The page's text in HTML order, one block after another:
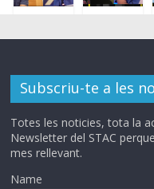
Subscriu-te a les
Totes les noticies, tota la
Newsletter del STAC
mes rellevant.
Name